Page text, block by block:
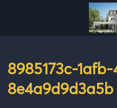
8985173c-
8e4a9d9d3a5b